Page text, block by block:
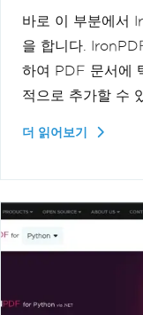
바로 이 부분에서
을 합니다.
하여 PDF 문서에
적으로 추가할 수
더 읽어보기